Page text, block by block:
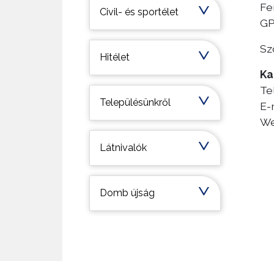
Civil- és sportélet
Hitélet
Településünkről
Látnivalók
Domb újság